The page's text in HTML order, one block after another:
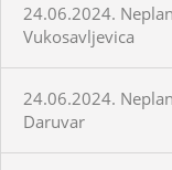
24.06.2024.
Vukosavljevica
24.06.2024.
Daruvar